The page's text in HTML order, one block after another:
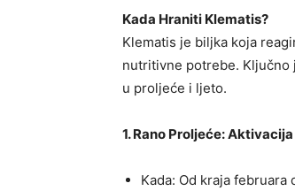
Kada Hraniti Klematis?
Klematis je biljka koja
nutritivne potrebe. Ključno
u proljeće i ljeto.
1. Rano Proljeće:
Kada: Od kraja